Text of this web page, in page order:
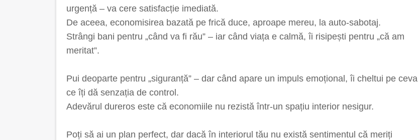
urgență – va cere satisfacție imediată.
De aceea, economisirea bazată pe frică duce, aproape mereu, la auto-sabotaj.
Strângi bani pentru „când va fi rău” – iar când viața e calmă, îi risipești pentru „că am
meritat”.
Pui deoparte pentru „siguranță” – dar când apare un impuls emoțional, îi cheltui pe ceva
ce îți dă senzația de control.
Adevărul dureros este că economiile nu rezistă într-un spațiu interior nesigur.
Poți să ai un plan perfect, dar dacă în interiorul tău nu există sentimentul că meriți